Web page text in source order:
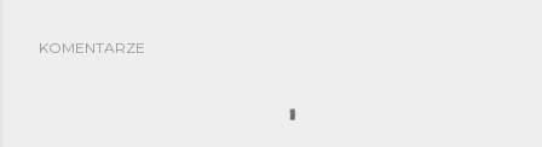
KOMENTARZE